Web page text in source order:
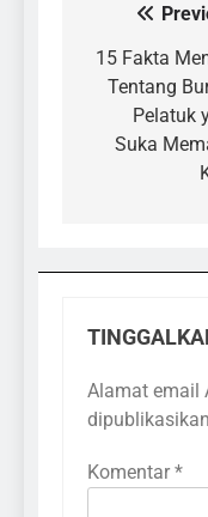
Navigasi
pos
15 Fakta
Tentang
Pelatuk
Suka
Alamat email
Komentar *